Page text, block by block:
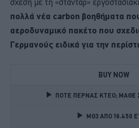
πολλά νέα carbon βοηθήματα
αεροδυναμικό πακέτο που
Γερμανούς ειδικά για την
BUY NOW
ΠΟΤΕ ΠΕΡΝΑΣ ΚΤΕΟ; ΜΑΘΕ
MG3 ΑΠΟ 16.450